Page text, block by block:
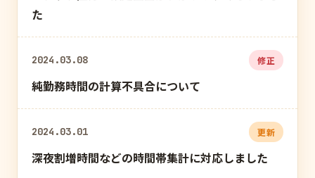
た
2024.03.08 修正
純勤務時間の計算不具合について
2024.03.01 更新
深夜割増時間などの時間帯集計に対応しました